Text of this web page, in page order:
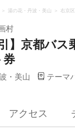
湯の花・丹波・美山 右京
村
】京都バ
・美山 テーマ
アクセス